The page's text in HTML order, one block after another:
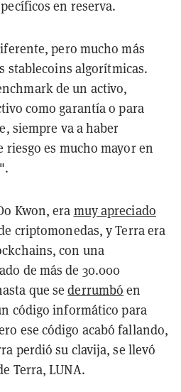
en reserva.
pero mucho más
stablecoins algorítmicas.
de un activo,
como garantía o para
siempre va a haber
es mucho mayor en
Kwon, era muy apreciado
criptomonedas, y Terra era
con una
de más de 30.000
que sederrumbó en
código informático para
ese código acabó fallando,
perdió su clavija, se llevó
Terra, LUNA.